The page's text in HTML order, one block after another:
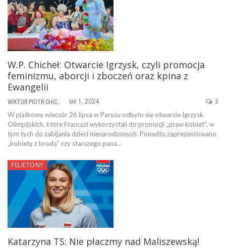
W.P. Chicheł: Otwarcie Igrzysk, czyli promocja
feminizmu, aborcji i zboczeń oraz kpina z
Ewangelii
sie 1, 2024 3
W piątkowy wieczór 26 lipca w Paryżu odbyło się otwarcie Igrzysk
Olimpijskich, które Francuzi wykorzystali do promocji „praw kobiet”, w
tym tych do zabijania dzieci nienarodzonych. Ponadto zaprezentowano
„kobietę z brodą” czy starszego pana…
FELIETONY
Katarzyna TS: Nie płaczmy nad Maliszewską!